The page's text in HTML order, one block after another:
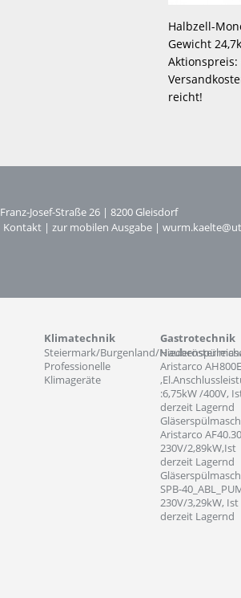
Halbzell-
Gewicht
Aktionspreis:
reicht!
Franz-Josef-Straße 26 | 8200 Gleisdorf
Kontakt | zur mobilen Ausgabe |
Klimatechnik
Steiermark/Burgenland/
Professionelle
Klimageräte
Gastrotechnik
Aristarco AH800E
:6,75kW /400V,
derzeit Lagernd
Aristarco
230V/2,89kW,Ist
derzeit Lagernd
SPB-
230V/3,29kW, Ist
derzeit Lagernd